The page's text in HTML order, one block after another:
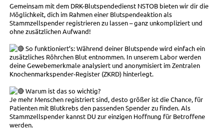
Gemeinsam mit dem DRK-Blutspendedienst NSTOB bieten wir dir die
Möglichkeit, dich im Rahmen einer Blutspendeaktion als
Stammzellspender registrieren zu lassen – ganz unkompliziert und
ohne zusätzlichen Aufwand!
So funktioniert’s: Während deiner Blutspende wird einfach ein
zusätzliches Röhrchen Blut entnommen. In unserem Labor werden
deine Gewebemerkmale analysiert und anonymisiert im Zentralen
Knochenmarkspender-Register (ZKRD) hinterlegt.
Warum ist das so wichtig?
Je mehr Menschen registriert sind, desto größer ist die Chance, für
Patienten mit Blutkrebs den passenden Spender zu finden. Als
Stammzellspender kannst DU zur einzigen Hoffnung für Betroffene
werden.